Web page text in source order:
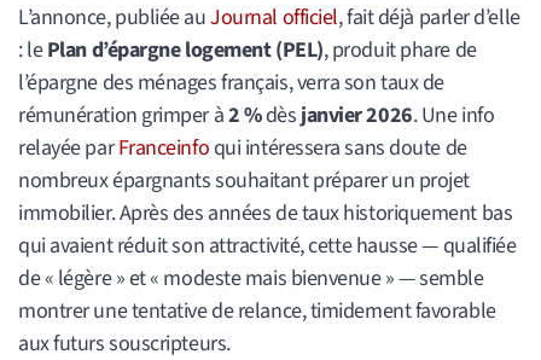
L’annonce, publiée auJournal officiel, fait déjà parler d’elle
: lePlan d’épargne logement (PEL), produit phare de
l’épargne des ménages français, verra son taux de
rémunération grimper à2 %dès janvier 2026. Une info
relayée parFranceinfo qui intéressera sans doute de
nombreux épargnants souhaitant préparer un projet
immobilier. Après des années de taux historiquement bas
qui avaient réduit son attractivité, cette hausse — qualifiée
de « légère » et « modeste mais bienvenue » — semble
montrer une tentative de relance, timidement favorable
aux futurs souscripteurs.